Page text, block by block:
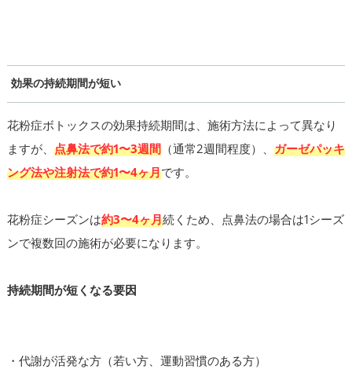
効果の持続期間が短い
花粉症ボトックスの効果持続期間は、施術方法によって異なり
ますが、 点鼻法で約1〜3週間（通常2週間程度）、 ガーゼパッキ
ング法や注射法で約1〜4ヶ月です。
花粉症シーズンは約3〜4ヶ月続くため、点鼻法の場合は1シーズ
ンで複数回の施術が必要になります。
持続期間が短くなる要因
・代謝が活発な方（若い方、運動習慣のある方）